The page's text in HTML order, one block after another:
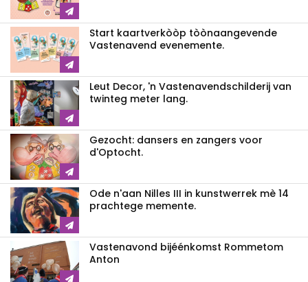
Start kaartverkòòp tòònaangevende
Vastenavend evenemente.
Leut Decor, 'n Vastenavendschilderij van
twinteg meter lang.
Gezocht: dansers en zangers voor
d'Optocht.
Ode n'aan Nilles III in kunstwerrek mè 14
prachtege memente.
Vastenavond bijéénkomst Rommetom
Anton